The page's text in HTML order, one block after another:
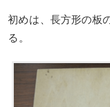
初めは、長方形の板
る。